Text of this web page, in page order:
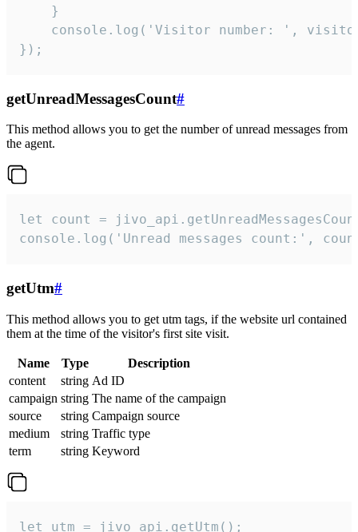
    }
console.log('Visitor number: ',
});
getUnreadMessagesCount#
This method allows you to get the number of unread messages from
the agent.
let count =
console.log('Unread messages count:',
getUtm#
This method allows you to get utm tags, if the website url contained
them at the time of the visitor's first site visit.
Name Type
Description
content
string Ad ID
campaign string The name of the campaign
source
string Campaign source
medium
string Traffic type
term
string Keyword
let utm = jivo_api.getUtm();